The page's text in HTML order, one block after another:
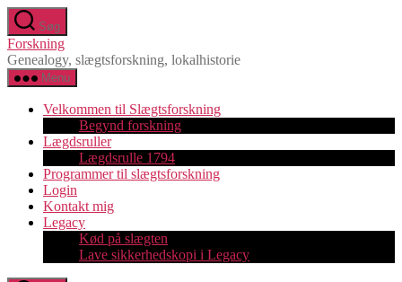
Spring
til
indholdet
Søg
Forskning
Genealogy, slægtsforskning, lokalhistorie
Menu
Velkommen til Slægtsforskning
Begynd forskning
Lægdsruller
Lægdsrulle 1794
Programmer til slægtsforskning
Login
Kontakt mig
Legacy
Kød på slægten
Lave sikkerhedskopi i Legacy